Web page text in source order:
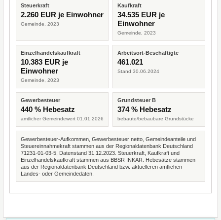
Steuerkraft
2.260 EUR je Einwohner
Gemeinde, 2023
Kaufkraft
34.535 EUR je
Einwohner
Gemeinde, 2023
Einzelhandelskaufkraft
10.383 EUR je
Einwohner
Gemeinde, 2023
Arbeitsort-Beschäftigte
461.021
Stand 30.06.2024
Gewerbesteuer
440 % Hebesatz
amtlicher Gemeindewert 01.01.2026
Grundsteuer B
374 % Hebesatz
bebaute/bebaubare Grundstücke
Gewerbesteuer-Aufkommen, Gewerbesteuer netto, Gemeindeanteile und
Steuereinnahmekraft stammen aus der Regionaldatenbank Deutschland
71231-01-03-5, Datenstand 31.12.2023. Steuerkraft, Kaufkraft und
Einzelhandelskaufkraft stammen aus BBSR INKAR. Hebesätze stammen
aus der Regionaldatenbank Deutschland bzw. aktuelleren amtlichen
Landes- oder Gemeindedaten.